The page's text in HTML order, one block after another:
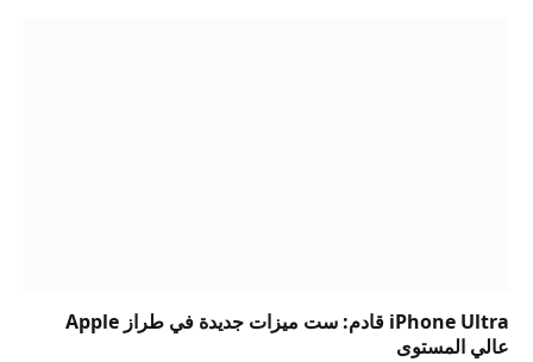
iPhone Ultra قادم: ست ميزات جديدة في طراز Apple
عالي المستوى